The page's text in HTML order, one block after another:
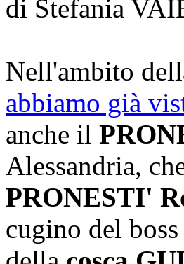
di Stefania
Nell'ambito
abbiamo già
anche il
Alessandria,
PRONESTI'
cugino del boss